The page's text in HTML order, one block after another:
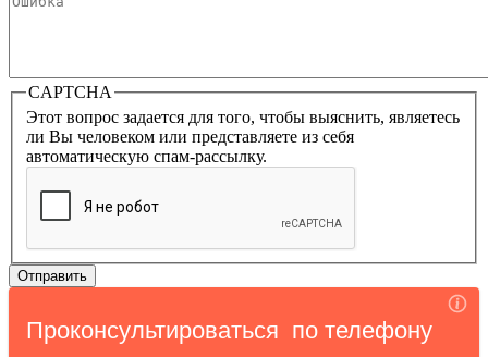
CAPTCHA
Этот вопрос задается для того, чтобы выяснить, являетесь
ли Вы человеком или представляете из себя
автоматическую спам-рассылку.